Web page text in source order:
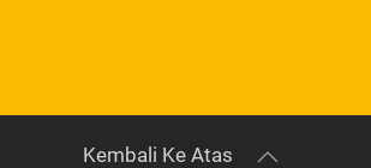
Kembali Ke Atas